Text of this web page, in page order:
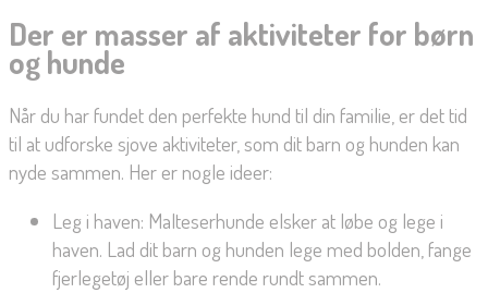
Der er masser af aktiviteter for børn
og hunde
Når du har fundet den perfekte hund til din familie, er det tid
til at udforske sjove aktiviteter, som dit barn og hunden kan
nyde sammen. Her er nogle ideer:
Leg i haven: Malteserhunde elsker at løbe og lege i
haven. Lad dit barn og hunden lege med bolden, fange
fjerlegetøj eller bare rende rundt sammen.